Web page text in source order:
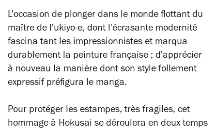
L'occasion de plonger dans le monde flottant du
maître de l'ukiyo-e, dont l'écrasante modernité
fascina tant les impressionnistes et marqua
durablement la peinture française ; d'apprécier
à nouveau la manière dont son style follement
expressif préfigura le manga.
Pour protéger les estampes, très fragiles, cet
hommage à Hokusai se déroulera en deux temps